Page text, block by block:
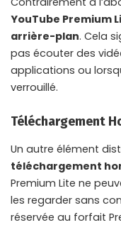
YouTube Premium
arrière-plan. Cela
pas écouter des
applications ou
verrouillé.
Téléchargement
Un autre élément
téléchargement
Premium Lite ne
les regarder sans
réservée au forfait